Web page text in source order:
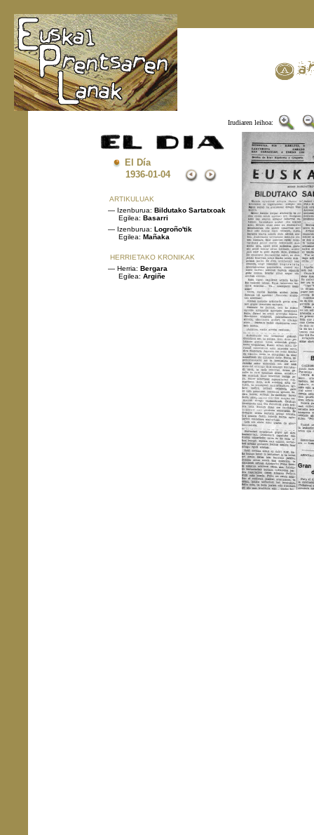
Irudiaren leihoa:
El Día
1936-01-04
ARTIKULUAK
— Izenburua: Bildutako Sartatxoak
Egilea: Basarri
— Izenburua: Logroño'tik
Egilea: Mañaka
HERRIETAKO KRONIKAK
— Herria: Bergara
Egilea: Argiñe